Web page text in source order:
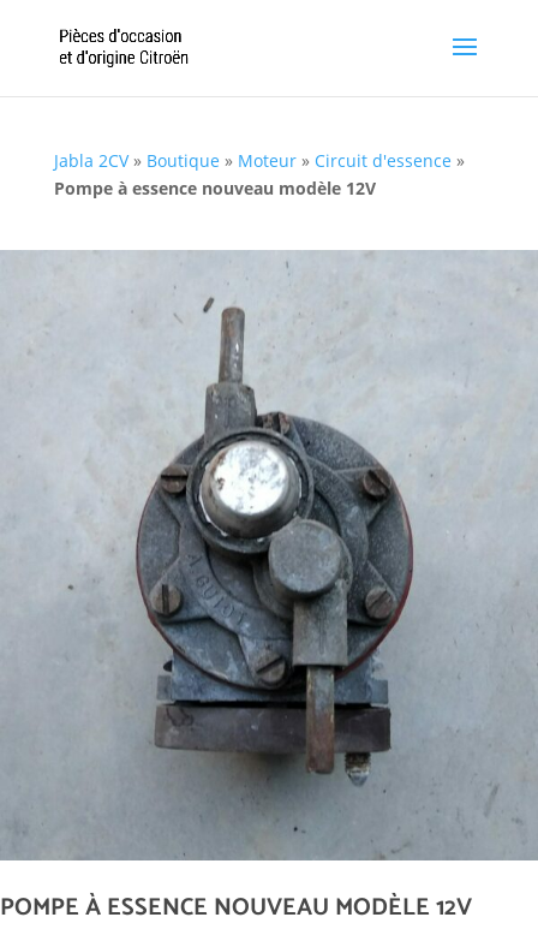
Jabla 2CV» Boutique » Moteur» Circuit d'essence »
Pompe à essence nouveau modèle 12V
POMPE À ESSENCE NOUVEAU MODÈLE 12V